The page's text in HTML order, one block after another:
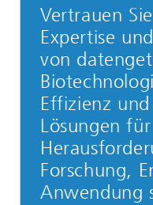
Vertrauen
Expertise
von
Effizienz
Lösungen
Forschung,
Anwendung